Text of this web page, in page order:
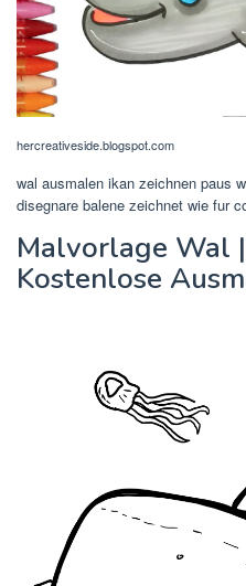
hercreativeside.blogspot.com
wal ausmalen ikan zeichnen paus
disegnare balene zeichnet wie fur
Malvorlage Wal
Kostenlose